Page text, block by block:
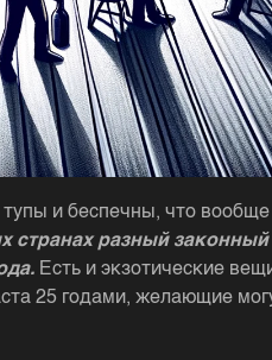
и беспечны, что
странах разный законный
Есть и экзотические
25 годами, желающие